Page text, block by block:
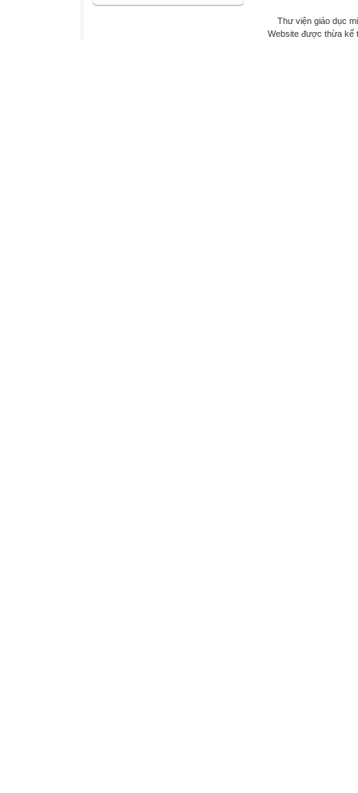
Thư viện giáo dục
Website được thừa kế